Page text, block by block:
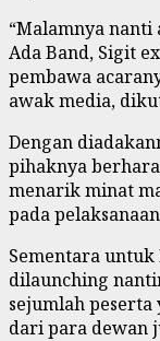
“Malamnya
Ada Band, Sigit
pembawa
awak media,
Dengan
pihaknya
menarik minat
pada
Sementara
dilaunching
sejumlah
dari para dewan